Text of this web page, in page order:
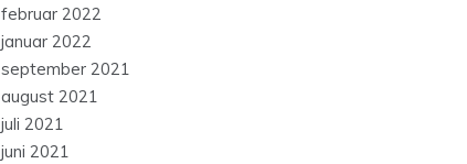
februar 2022
januar 2022
september 2021
august 2021
juli 2021
juni 2021